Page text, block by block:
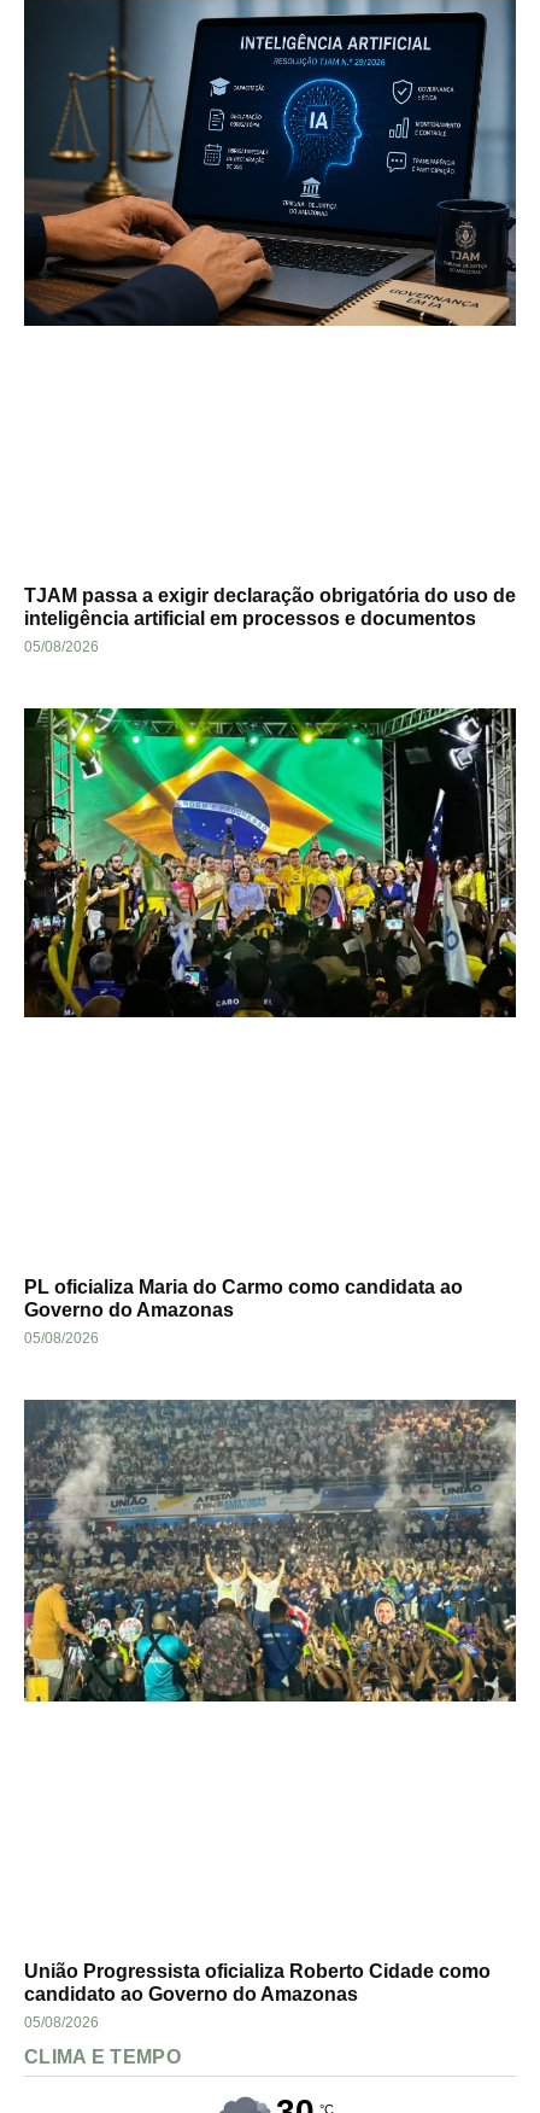
TJAM passa a exigir declaração obrigatória do uso de
inteligência artificial em processos e documentos
05/08/2026
PL oficializa Maria do Carmo como candidata ao
Governo do Amazonas
05/08/2026
União Progressista oficializa Roberto Cidade como
candidato ao Governo do Amazonas
05/08/2026
CLIMA E TEMPO
°C